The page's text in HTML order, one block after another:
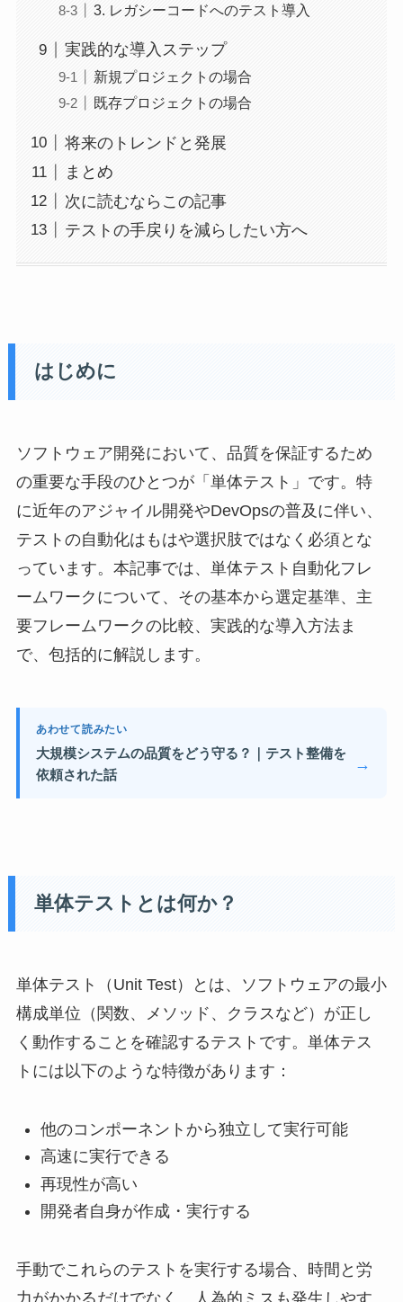
3. レガシーコードへのテスト導入
実践的な導入ステップ
新規プロジェクトの場合
既存プロジェクトの場合
将来のトレンドと発展
まとめ
次に読むならこの記事
テストの手戻りを減らしたい方へ
はじめに
ソフトウェア開発において、品質を保証するため
の重要な手段のひとつが「単体テスト」です。特
に近年のアジャイル開発やDevOpsの普及に伴い、
テストの自動化はもはや選択肢ではなく必須とな
っています。本記事では、単体テスト自動化フレ
ームワークについて、その基本から選定基準、主
要フレームワークの比較、実践的な導入方法ま
で、包括的に解説します。
あわせて読みたい
大規模システムの品質をどう守る？｜テスト整備を
依頼された話
→
単体テストとは何か？
単体テスト（Unit Test）とは、ソフトウェアの最小
構成単位（関数、メソッド、クラスなど）が正し
く動作することを確認するテストです。単体テス
トには以下のような特徴があります：
他のコンポーネントから独立して実行可能
高速に実行できる
再現性が高い
開発者自身が作成・実行する
手動でこれらのテストを実行する場合、時間と労
力がかかるだけでなく、人為的ミスも発生しやす